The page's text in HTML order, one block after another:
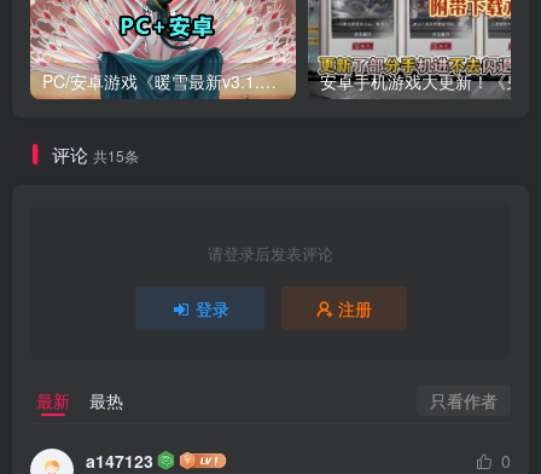
PC/安卓游戏《暖雪最新v3.1.0.1》终业DLC整合版！
评论 共15条
请登录后发表评论
登录 注册
最新 最热 只看作者
a147123
0